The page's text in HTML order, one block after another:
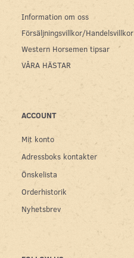
Information om oss
Försäljningsvillkor/Handelsvillkor
Western Horsemen tipsar
VÅRA HÄSTAR
ACCOUNT
Mit konto
Adressboks kontakter
Önskelista
Orderhistorik
Nyhetsbrev